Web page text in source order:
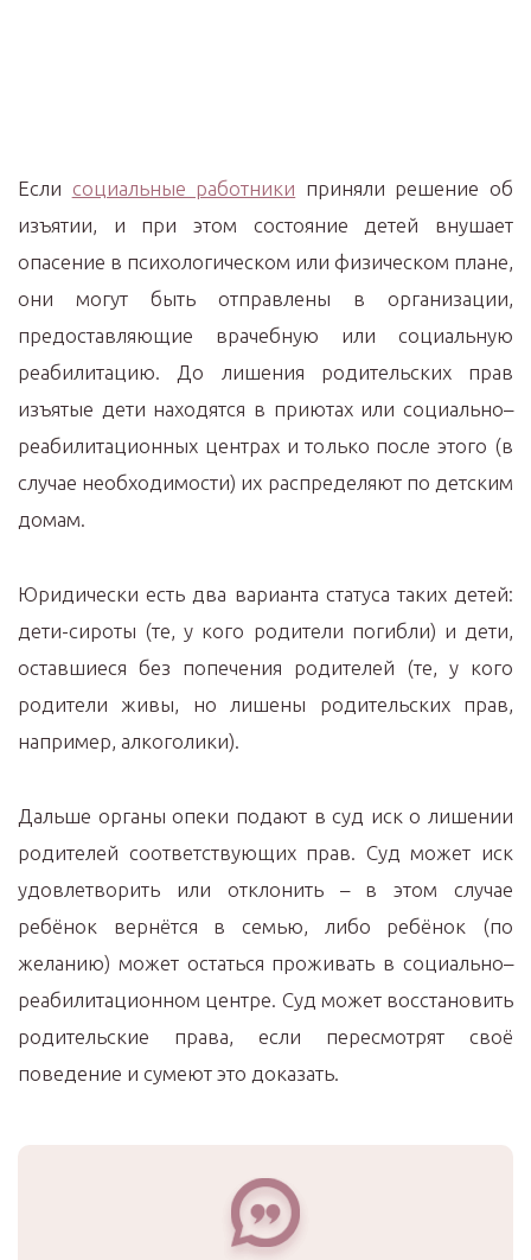
Если социальные работники приняли решение об
изъятии, и при этом состояние детей внушает
опасение в психологическом или физическом плане,
они могут быть отправлены в организации,
предоставляющие врачебную или социальную
реабилитацию. До лишения родительских прав
изъятые дети находятся в приютах или социально–
реабилитационных центрах и только после этого (в
случае необходимости) их распределяют по детским
домам.
Юридически есть два варианта статуса таких детей:
дети-сироты (те, у кого родители погибли) и дети,
оставшиеся без попечения родителей (те, у кого
родители живы, но лишены родительских прав,
например, алкоголики).
Дальше органы опеки подают в суд иск о лишении
родителей соответствующих прав. Суд может иск
удовлетворить или отклонить – в этом случае
ребёнок вернётся в семью, либо ребёнок (по
желанию) может остаться проживать в социально–
реабилитационном центре. Суд может восстановить
родительские права, если пересмотрят своё
поведение и сумеют это доказать.